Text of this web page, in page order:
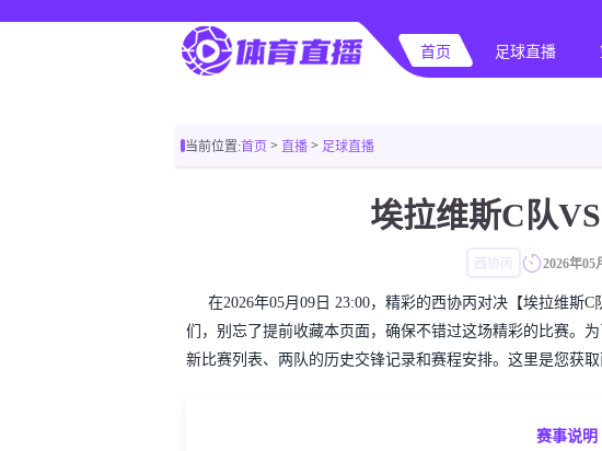
首页 足球直播
当前位置:首页 > 直播 > 足球直播
埃拉维斯C队
西协丙 2026年05
在2026年05月09日 23:00，精彩的西协丙对决【埃拉维斯
们，别忘了提前收藏本页面，确保不错过这场精彩的比赛。
新比赛列表、两队的历史交锋记录和赛程安排。这里是您获
赛事说明